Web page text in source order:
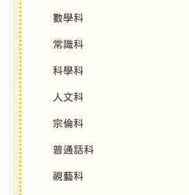
數學科
常識科
科學科
人文科
宗倫科
普通話科
視藝科